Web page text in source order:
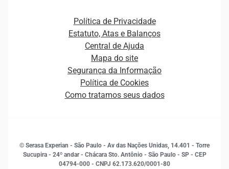
Plataformas e Motores de decisão
Curso Gratuito de Saúde Financeira
Empreendedorismo
Estudos e Pesquisas
Inovação e Tecnologia
Leis e impostos
Distribuidores e representantes
Estrutura Organizacional
Sala de Imprensa
Política de Privacidade
Estatuto, Atas e Balanços
Central de Ajuda
Mapa do site
Segurança da Informação
Política de Cookies
Como tratamos seus dados
© Serasa Experian - São Paulo - Av das Nações Unidas, 14.401 - Torre
Sucupira - 24º andar - Chácara Sto. Antônio - São Paulo - SP - CEP
04794-000 - CNPJ 62.173.620/0001-80